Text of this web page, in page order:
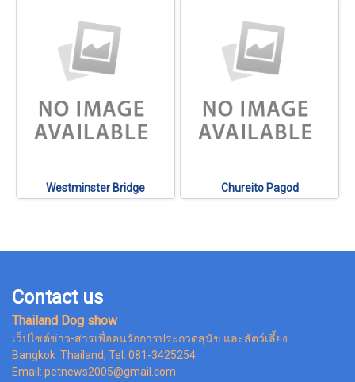
Westminster Bridge Chureito Pagod
Contact us
Thailand Dog show
เว็ปไซต์ข่าว-สารเพื่อคนรักการประกวดสุนัข และสัตว์เลี้ยง
Bangkok Thailand, Tel. 081-3425254
Email: petnews2005@gmail.com